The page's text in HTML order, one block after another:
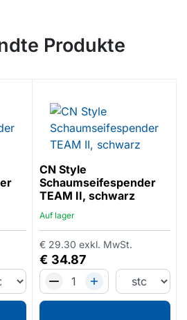
Produkte
CN Style
Schaumseifespender
TEAM II, schwarz
Auf lager
€ 34.87
€ 29.30 exkl. MwSt.